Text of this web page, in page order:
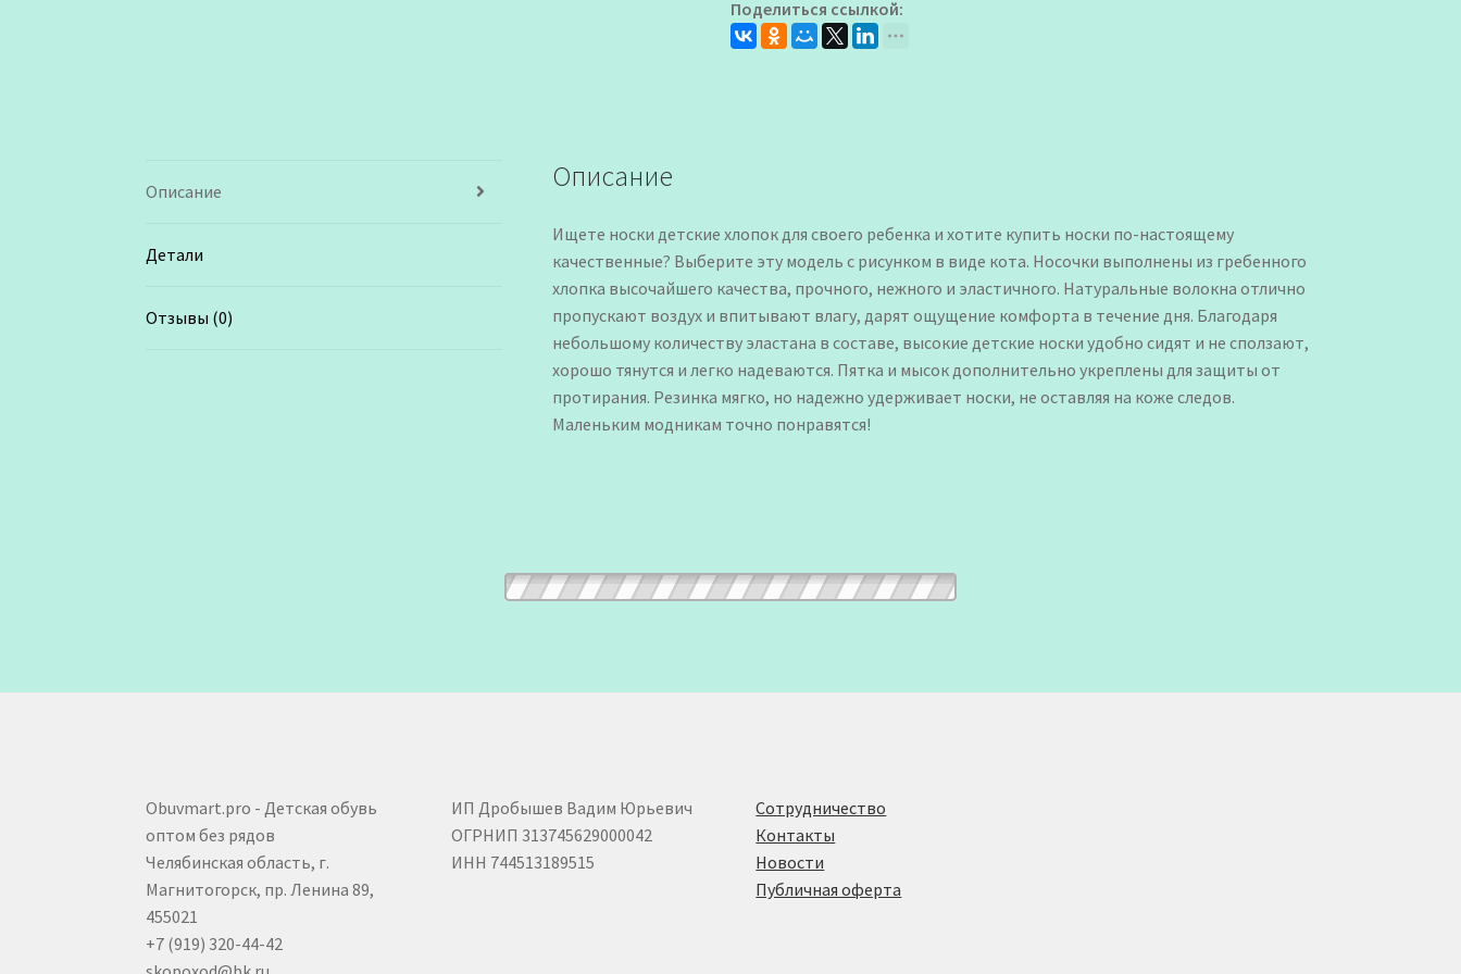
Поделиться ссылкой:
Описание
Детали
Отзывы (0)
Описание
Ищете носки детские хлопок для своего ребенка и хотите купить носки по-настоящему
качественные? Выберите эту модель с рисунком в виде кота. Носочки выполнены из гребенного
хлопка высочайшего качества, прочного, нежного и эластичного. Натуральные волокна отлично
пропускают воздух и впитывают влагу, дарят ощущение комфорта в течение дня. Благодаря
небольшому количеству эластана в составе, высокие детские носки удобно сидят и не сползают,
хорошо тянутся и легко надеваются. Пятка и мысок дополнительно укреплены для защиты от
протирания. Резинка мягко, но надежно удерживает носки, не оставляя на коже следов.
Маленьким модникам точно понравятся!
Obuvmart.pro - Детская обувь
оптом без рядов
Челябинская область, г.
Магнитогорск, пр. Ленина 89,
455021
+7 (919) 320-44-42
ИП Дробышев Вадим Юрьевич
ОГРНИП 313745629000042
ИНН 744513189515
Сотрудничество
Контакты
Новости
Публичная оферта